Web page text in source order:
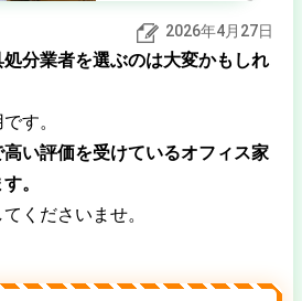
2026年4月27日
分業者を選ぶのは大変かもしれ
す。
い評価を受けているオフィス家
。
くださいませ。